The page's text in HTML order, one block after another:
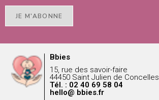
JE M'ABONNE
Bbies
15, rue des savoir-faire
44450 Saint Julien de Concelles
Tél. : 02 40 69 58 04
hello@ bbies.fr